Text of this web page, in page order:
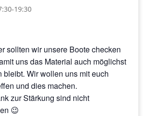
-19:30
sollten wir unsere Boote checken
uns das Material auch möglichst
bleibt. Wir wollen uns mit euch
und dies machen.
zur Stärkung sind nicht
😉